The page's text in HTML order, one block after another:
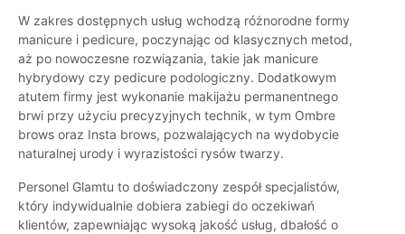
W zakres dostępnych usług wchodzą różnorodne formy
manicure i pedicure, poczynając od klasycznych metod,
aż po nowoczesne rozwiązania, takie jak manicure
hybrydowy czy pedicure podologiczny. Dodatkowym
atutem firmy jest wykonanie makijażu permanentnego
brwi przy użyciu precyzyjnych technik, w tym Ombre
brows oraz Insta brows, pozwalających na wydobycie
naturalnej urody i wyrazistości rysów twarzy.
Personel Glamtu to doświadczony zespół specjalistów,
który indywidualnie dobiera zabiegi do oczekiwań
klientów, zapewniając wysoką jakość usług, dbałość o